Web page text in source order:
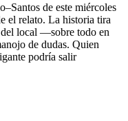
de este miércoles
el relato. La historia tira
del local —sobre todo en
de dudas. Quien
podría salir